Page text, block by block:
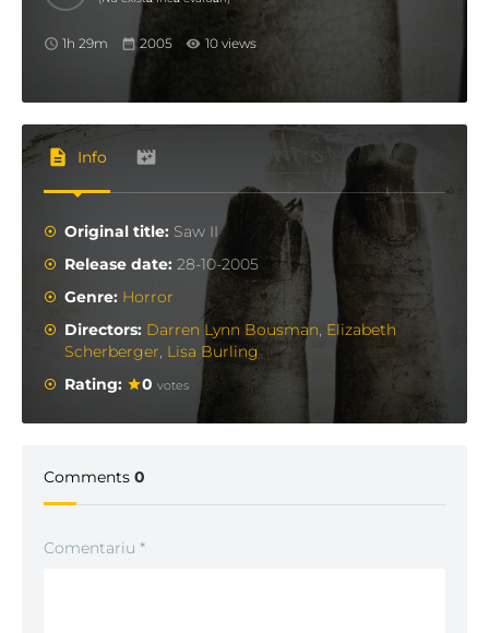
1h 29m 2005 10 views
Info
Original title: Saw II
Release date:28-10-2005
Genre: Horror
Directors: Darren Lynn Bousman, Elizabeth
Scherberger, Lisa Burling
Rating:
0 votes
Comments 0
Comentariu *